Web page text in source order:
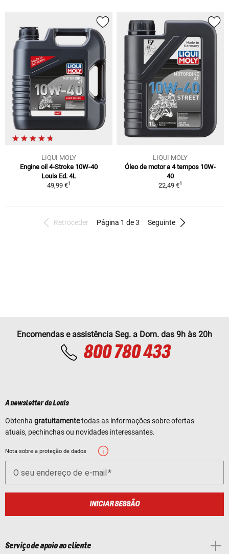
LIQUI MOLY
Engine oil 4-Stroke 10W-40
Louis Ed. 4L
49,99 €1
LIQUI MOLY
Óleo de motor a 4 tempos 10W-
40
22,49 €1
Retroceder Página 1 de 3 Seguinte
Encomendas e assistência Seg. a Dom. das 9h às 20h
800 780 433
A newsletter da Louis
Obtenha gratuitamentetodas as informações sobre ofertas
atuais, pechinchas ou novidades interessantes.
Nota sobre a proteção de dados
O seu endereço de e-mail
INICIAR SESSÃO
Serviço de apoio ao cliente